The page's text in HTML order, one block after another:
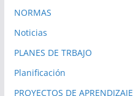
NORMAS
Noticias
PLANES DE TRBAJO
Planificación
PROYECTOS DE APRENDIZAJE